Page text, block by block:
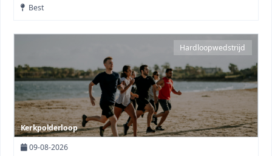
Best
Hardloopwedstrijd
Kerkpolderloop
09-08-2026